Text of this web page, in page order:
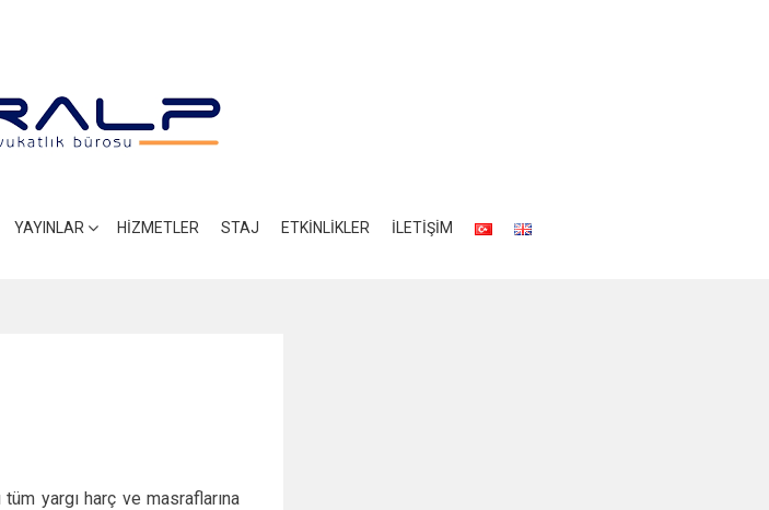
YAYINLAR HIZMETLER STAJ ETKİNLİKLER İLETİŞİM
yargı harç ve masraflarına